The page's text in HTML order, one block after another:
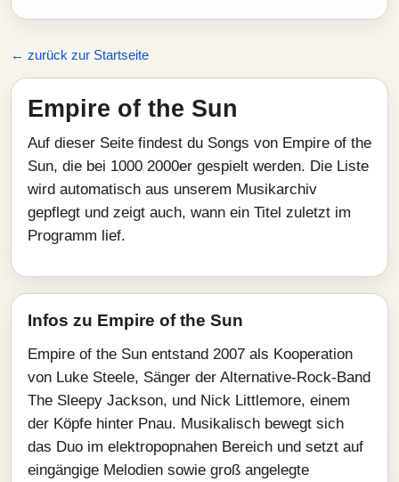
← zurück zur Startseite
Empire of the Sun
Auf dieser Seite findest du Songs von Empire of the
Sun, die bei 1000 2000er gespielt werden. Die Liste
wird automatisch aus unserem Musikarchiv
gepflegt und zeigt auch, wann ein Titel zuletzt im
Programm lief.
Infos zu Empire of the Sun
Empire of the Sun entstand 2007 als Kooperation
von Luke Steele, Sänger der Alternative-Rock-Band
The Sleepy Jackson, und Nick Littlemore, einem
der Köpfe hinter Pnau. Musikalisch bewegt sich
das Duo im elektropopnahen Bereich und setzt auf
eingängige Melodien sowie groß angelegte